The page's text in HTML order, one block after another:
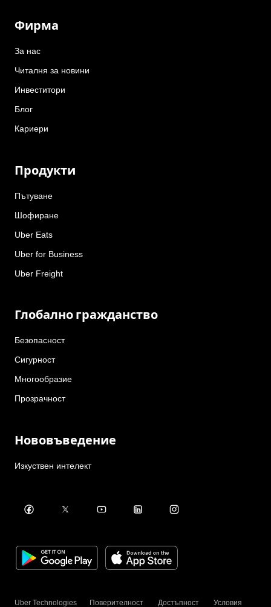
Фирма
За нас
Читалня за новини
Инвеститори
Блог
Кариери
Продукти
Пътуване
Шофиране
Uber Eats
Uber for Business
Uber Freight
Глобално гражданство
Безопасност
Сигурност
Многообразие
Прозрачност
Нововъведение
Изкуствен интелект
Uber Technologies Поверителност Достъпност Условия